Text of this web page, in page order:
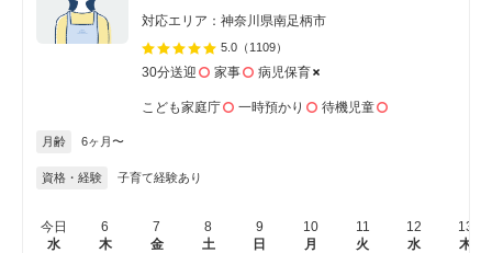
対応エリア：神奈川県南足柄市
5.0 （1109）
30分送迎 家事 病児保育
こども家庭庁 一時預かり 待機児童
月齢 6ヶ月〜
資格・経験 子育て経験あり
今日
水
6
木
7
金
8
土
9
日
10
月
11
火
12
水
13
木